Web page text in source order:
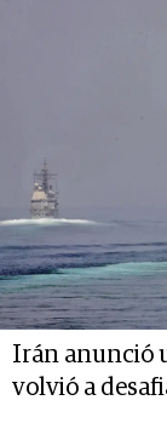
Irán anunció
volvió a